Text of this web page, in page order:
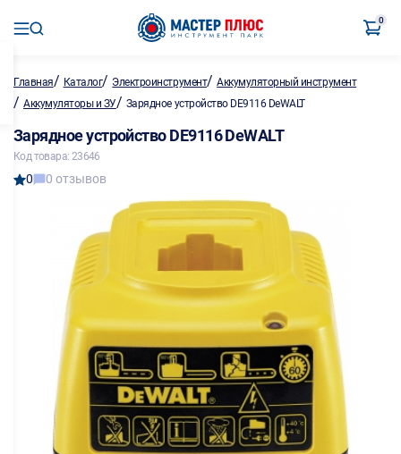
0
Главная/ Каталог/ Электроинструмент/Аккумуляторный инструмент
/ Аккумуляторы и ЗУ/ Зарядное устройство DE9116 DeWALT
Зарядное устройство DE9116 DeWALT
Код товара: 23646
0 0 отзывов